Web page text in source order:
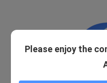
Please enjoy the